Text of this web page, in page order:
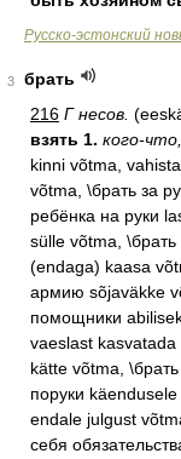
Русско-эстонский
3
брать
216 Г несов.
взять 1. кого-
kinni võtma,
võtma, \брать за
ребёнка на руки
sülle võtma,
(endaga) kaasa
армию sõjaväkke
помощники
vaeslast kasvatada
kätte võtma,
поруки
endale julgust
себя